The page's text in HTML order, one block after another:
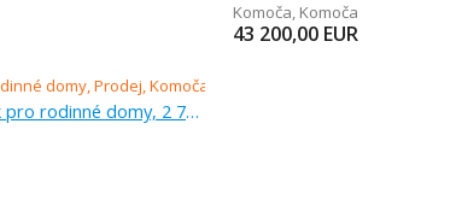
Komoča, Komoča
43 200,00 EUR
Prodej, pozemek pro rodinné domy, 2 773 m